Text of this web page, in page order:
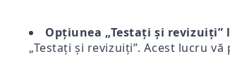
Opțiunea „Testați și revizuiți”
„Testați și revizuiți”. Acest lucru